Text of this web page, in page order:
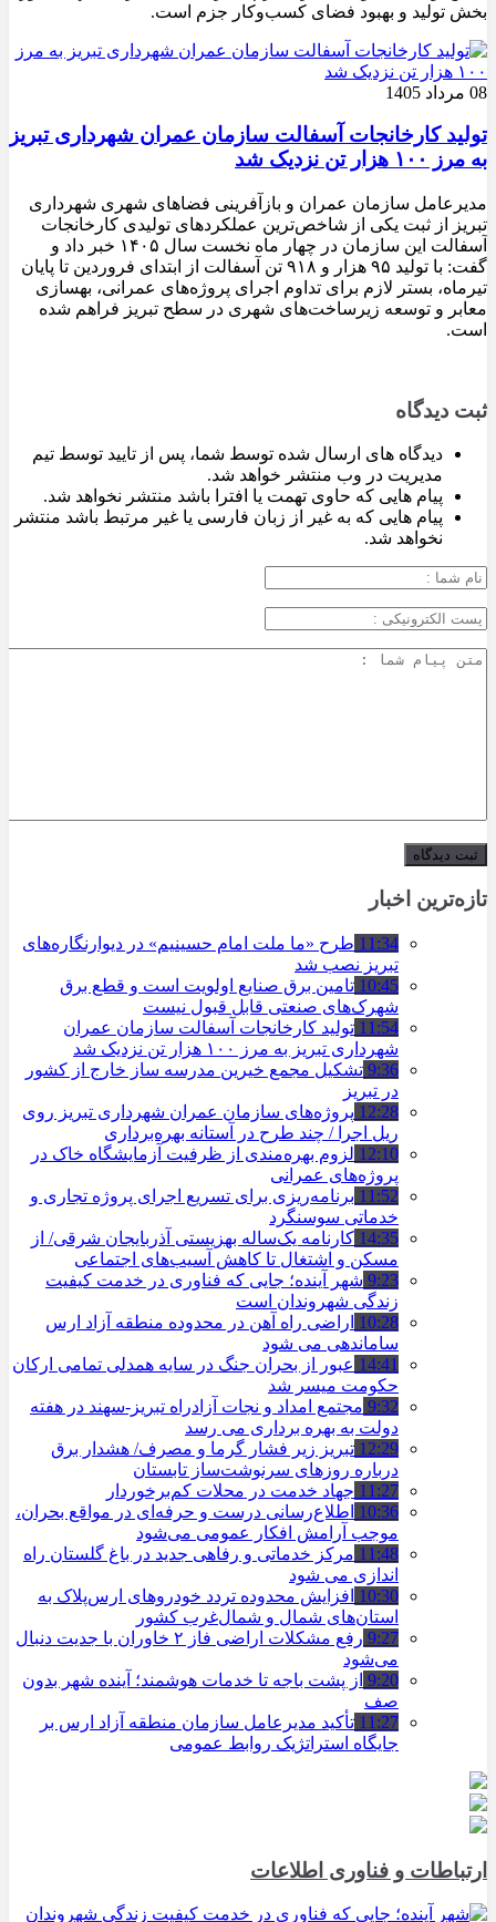
بخش تولید و بهبود فضای کسب‌وکار جزم است.
08 مرداد 1405
تولید کارخانجات آسفالت سازمان عمران شهرداری تبریز
به مرز ۱۰۰ هزار تن نزدیک شد
مدیرعامل سازمان عمران و بازآفرینی فضاهای شهری شهرداری
تبریز از ثبت یکی از شاخص‌ترین عملکردهای تولیدی کارخانجات
آسفالت این سازمان در چهار ماه نخست سال ۱۴۰۵ خبر داد و
گفت: با تولید ۹۵ هزار و ۹۱۸ تن آسفالت از ابتدای فروردین تا پایان
تیرماه، بستر لازم برای تداوم اجرای پروژه‌های عمرانی، بهسازی
معابر و توسعه زیرساخت‌های شهری در سطح تبریز فراهم شده
است.
ثبت دیدگاه
دیدگاه های ارسال شده توسط شما، پس از تایید توسط تیم
مدیریت در وب منتشر خواهد شد.
پیام هایی که حاوی تهمت یا افترا باشد منتشر نخواهد شد.
پیام هایی که به غیر از زبان فارسی یا غیر مرتبط باشد منتشر
نخواهد شد.
تازه‌ترین اخبار
11:34 طرح «ما ملت امام حسینیم» در دیوارنگاره‌های
تبریز نصب شد
10:45 تامین برق صنایع اولویت است و قطع برق
شهرک‌های صنعتی قابل قبول نیست
11:54 تولید کارخانجات آسفالت سازمان عمران
شهرداری تبریز به مرز ۱۰۰ هزار تن نزدیک شد
9:36 تشکیل مجمع خیرین مدرسه ‌ساز خارج از کشور
در تبریز
12:28 پروژه‌های سازمان عمران شهرداری تبریز روی
ریل اجرا / چند طرح در آستانه بهره‌برداری
12:10 لزوم بهره‌مندی از ظرفیت آزمایشگاه خاک در
پروژه‌های عمرانی
11:52 برنامه‌ریزی برای تسریع اجرای پروژه تجاری و
خدماتی سوسنگرد
14:35 کارنامه یک‌ساله بهزیستی آذربایجان شرقی/ از
مسکن و اشتغال تا کاهش آسیب‌های اجتماعی
9:23 شهر آینده؛ جایی که فناوری در خدمت کیفیت
زندگی شهروندان است
10:28 اراضی راه آهن در محدوده منطقه آزاد ارس
ساماندهی می شود
14:41 عبور از بحران جنگ در سایه همدلی تمامی ارکان
حکومت میسر شد
9:32 مجتمع امداد و نجات آزادراه تبریز-سهند در هفته
دولت به بهره ‌برداری می‌ رسد
12:29 تبریز زیر فشار گرما و مصرف/ هشدار برق
درباره روزهای سرنوشت‌ساز تابستان
11:27 جهاد خدمت در محلات کم‌برخوردار
10:36 اطلاع‌رسانی درست و حرفه‌ای در مواقع بحران،
موجب آرامش افکار عمومی می‌شود
11:48 مرکز خدماتی و رفاهی جدید در باغ گلستان راه
اندازی می شود
10:30 افزایش محدوده تردد خودروهای ارس‌پلاک به
استان‌های شمال و شمال‌غرب کشور
9:27
رفع مشکلات اراضی فاز ۲ خاوران با جدیت دنبال
می‌شود
9:20 از پشت باجه تا خدمات هوشمند؛ آینده شهر بدون
صف
11:27 تأکید مدیرعامل سازمان منطقه آزاد ارس بر
جایگاه استراتژیک روابط عمومی
ارتباطات و فناوری اطلاعات